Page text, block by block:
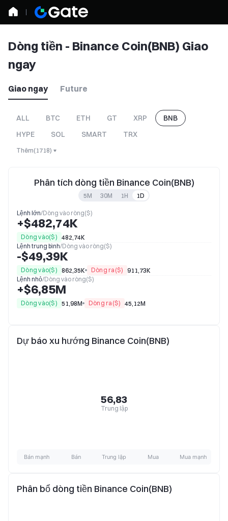
Dòng tiền - Binance Coin(BNB) Giao
ngay
Giao ngay Future
ALL BTC ETH GT XRP
BNB
HYPE
SOL SMART TRX
Thêm(1718)
Phân tích dòng tiền Binance Coin(BNB)
5M 30M 1H 1D
Lệnh lớn/Dòng vào ròng($)
+$482,74K
Dòng vào($) 482,74K
Lệnh trung bình/Dòng vào ròng($)
-$49,39K
Dòng vào($) 862,35K Dòng ra($)
911,73K
Lệnh nhỏ/Dòng vào ròng($)
+$6,85M
Dòng vào($) 51,98M Dòng ra($) 45,12M
Dự báo xu hướng Binance Coin(BNB)
56,83
Trung lập
Bán mạnh Bán Trung lập Mua Mua mạnh
Phân bổ dòng tiền Binance Coin(BNB)